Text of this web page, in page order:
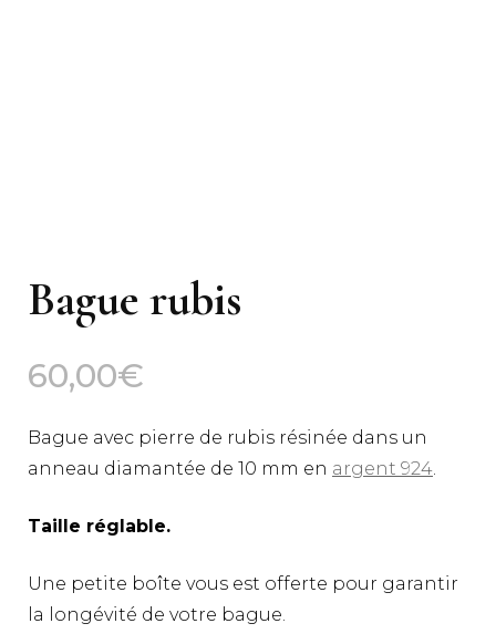
Bague rubis
60,00€
Bague avec pierre de rubis résinée dans un
anneau diamantée de 10 mm en argent 924
Taille réglable.
Une petite boîte vous est offerte pour garantir
la longévité de votre bague.